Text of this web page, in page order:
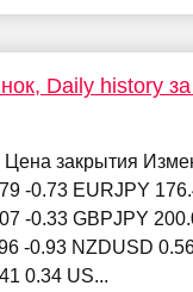
Daily history
закрытия
-0.73 EURJPY
-0.33 GBPJPY
-0.93 NZDUSD
0.34 US...